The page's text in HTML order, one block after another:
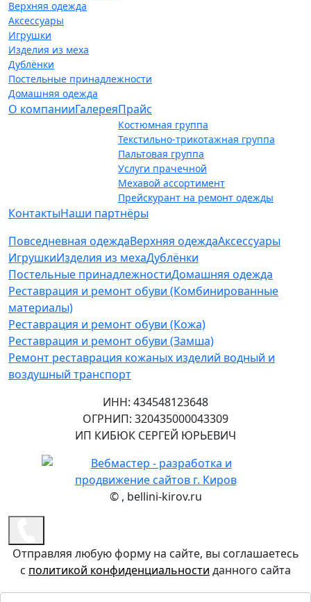
Верхняя одежда
Аксессуары
Игрушки
Изделия из меха
Дублёнки
Постельные принадлежности
Домашняя одежда
О компанииГалереяПрайс
Костюмная группа
Текстильно-трикотажная группа
Пальтовая группа
Услуги прачечной
Мехавой ассортимент
Прейскурант на ремонт одежды
КонтактыНаши партнёры
Повседневная одеждаВерхняя одеждаАксессуары
ИгрушкиИзделия из мехаДублёнки
Постельные принадлежностиДомашняя одежда
Реставрация и ремонт обуви (Комбинированные
материалы)
Реставрация и ремонт обуви (Кожа)
Реставрация и ремонт обуви (Замша)
Ремонт реставрация кожаных изделий водный и
воздушный транспорт
ИНН: 434548123648
ОГРНИП: 320435000043309
ИП КИБЮК СЕРГЕЙ ЮРЬЕВИЧ
© , bellini-kirov.ru
Отправляя любую форму на сайте, вы соглашаетесь
с политикой конфиденциальности данного сайта